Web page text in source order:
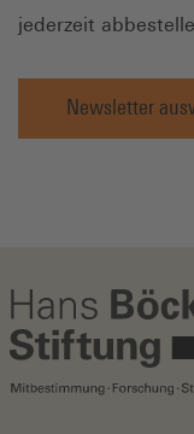
jederzeit
Newsletter